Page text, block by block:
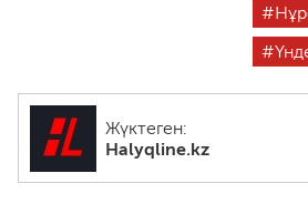
Жүктеген:
Halyqline.kz